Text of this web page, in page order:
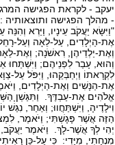
יעקב - לקראת הפגישה
- מהלך הפגישה ותוצאותיה :
"וַיִּשָּׂא יַעֲקֹב עֵינָיו, וַיַּרְא
אֶת-הַיְלָדִים, עַל-לֵאָה וְעַל-
וְאֶת-יַלְדֵיהֶן, רִאשֹׁנָה; וְאֶת-
וְהוּא, עָבַר לִפְנֵיהֶם;
לִקְרָאתוֹ וַיְחַבְּקֵהוּ, וַיִּפֹּל עַל-
אֶת-הַנָּשִׁים וְאֶת-הַיְלָדִים,
אֱלֹהִים אֶת-עַבְדֶּךָ. וַתִּגַּשְׁןָ
וִילָדֶיהָ, וַיִּשְׁתַּחֲווּ; וְאַחַר,
הַזֶּה אֲשֶׁר פָּגָשְׁתִּי; וַיֹּאמֶר,
יְהִי לְךָ אֲשֶׁר-לָךְ. וַיֹּאמֶר
מִנְחָתִי, מִיָּדִי: כִּי עַל-כֵּן